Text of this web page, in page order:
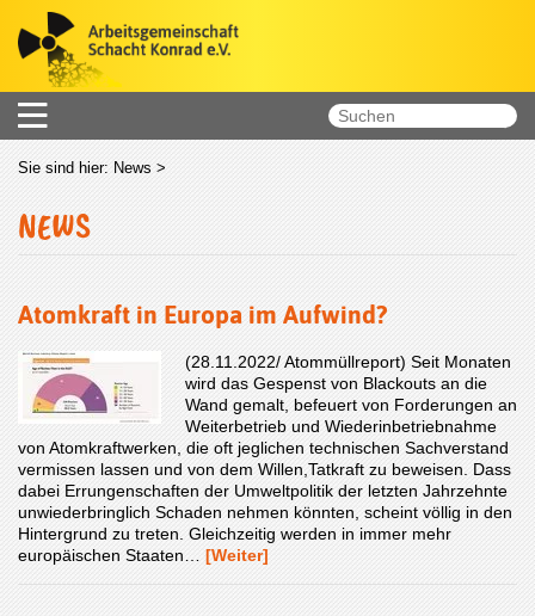
Sie sind hier: News >
NEWS
Atomkraft in Europa im Aufwind?
(28.11.2022/ Atommüllreport) Seit Monaten
wird das Gespenst von Blackouts an die
Wand gemalt, befeuert von Forderungen an
Weiterbetrieb und Wiederinbetriebnahme
von Atomkraftwerken, die oft jeglichen technischen Sachverstand
vermissen lassen und von dem Willen,Tatkraft zu beweisen. Dass
dabei Errungenschaften der Umweltpolitik der letzten Jahrzehnte
unwiederbringlich Schaden nehmen könnten, scheint völlig in den
Hintergrund zu treten. Gleichzeitig werden in immer mehr
europäischen Staaten… [Weiter]